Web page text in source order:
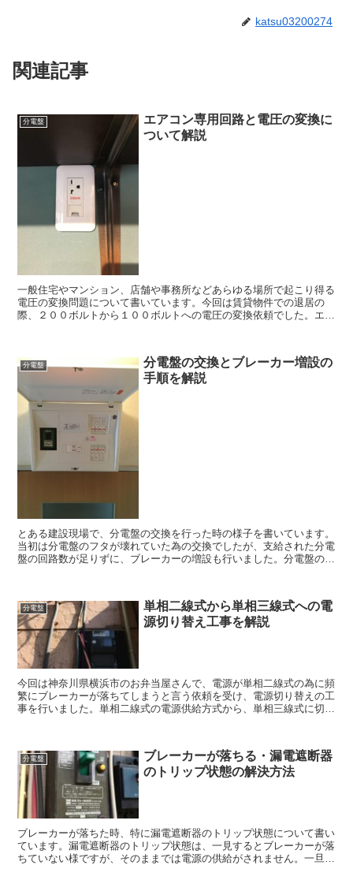
katsu03200274
関連記事
分電盤
エアコン専用回路と電圧の変換に
ついて解説
一般住宅やマンション、店舗や事務所などあらゆる場所で起こり得る
電圧の変換問題について書いています。今回は賃貸物件での退居の
際、２００ボルトから１００ボルトへの電圧の変換依頼でした。エア
分電盤
分電盤の交換とブレーカー増設の
手順を解説
とある建設現場で、分電盤の交換を行った時の様子を書いています。
当初は分電盤のフタが壊れていた為の交換でしたが、支給された分電
盤の回路数が足りずに、ブレーカーの増設も行いました。分電盤の交
分電盤
単相二線式から単相三線式への電
源切り替え工事を解説
今回は神奈川県横浜市のお弁当屋さんで、電源が単相二線式の為に頻
繁にブレーカーが落ちてしまうと言う依頼を受け、電源切り替えの工
事を行いました。単相二線式の電源供給方式から、単相三線式に切り
分電盤
ブレーカーが落ちる・漏電遮断器
のトリップ状態の解決方法
ブレーカーが落ちた時、特に漏電遮断器のトリップ状態について書い
ています。漏電遮断器のトリップ状態は、一見するとブレーカーが落
ちていない様ですが、そのままでは電源の供給がされません。一旦ブ